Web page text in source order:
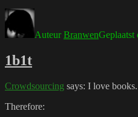
AuteurBranwenGeplaatst
1b1t
Crowdsourcing says: I love
Therefore: